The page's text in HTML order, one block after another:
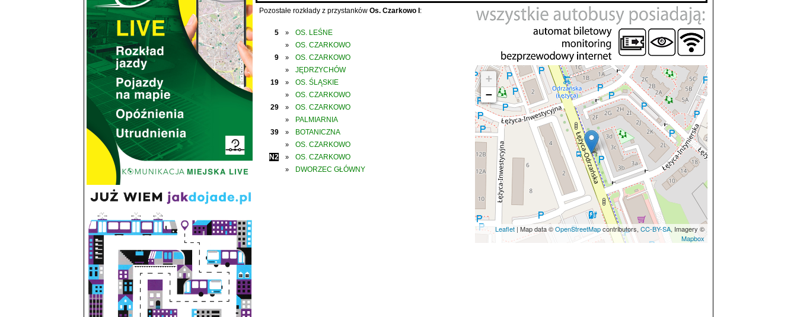
Pozostałe rozkłady z przystanków Os. Czarkowo I :
5 » OS. LEŚNE
»
OS. CZARKOWO
9
» OS. CZARKOWO
»
JĘDRZYCHÓW
19
» OS. ŚLĄSKIE
»
OS. CZARKOWO
29
» OS. CZARKOWO
»
PALMIARNIA
39
» BOTANICZNA
»
OS. CZARKOWO
N2
» OS. CZARKOWO
» DWORZEC GŁÓWNY
+
−
Leaflet | Map data ©OpenStreetMapcontributors, CC-BY-SA, Imagery ©
Mapbox